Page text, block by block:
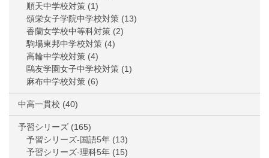
順天中学校対策 (1)
頌栄女子学院中学校対策 (13)
香蘭女学校中等科対策 (2)
駒場東邦中学校対策 (4)
高輪中学校対策 (4)
鷗友学園女子中学校対策 (1)
麻布中学校対策 (6)
中高一貫校 (40)
予習シリーズ (165)
予習シリーズ-国語5年 (13)
予習シリーズ-理科5年 (15)